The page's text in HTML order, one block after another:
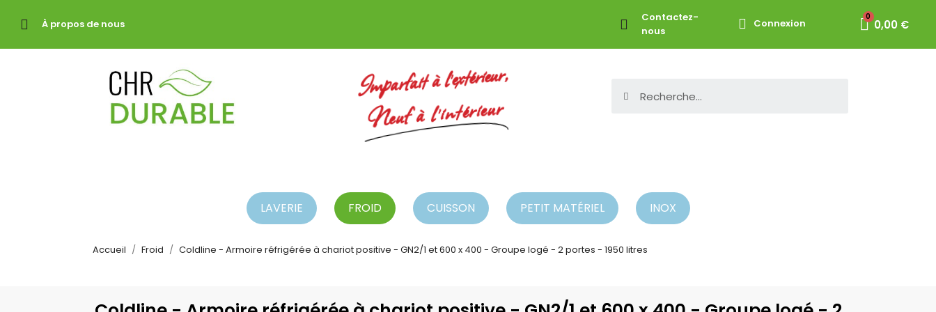
À propos de nous
Contactez-
nous
Connexion 0,00 €
Imparfait à l'extérieur,
Neuf à l'intérieur
LAVERIE FROID CUISSON PETIT MATÉRIEL INOX
Accueil Froid Coldline - Armoire réfrigérée à chariot positive - GN2/1 et 600 x 400 - Groupe logé - 2 portes - 1950 litres